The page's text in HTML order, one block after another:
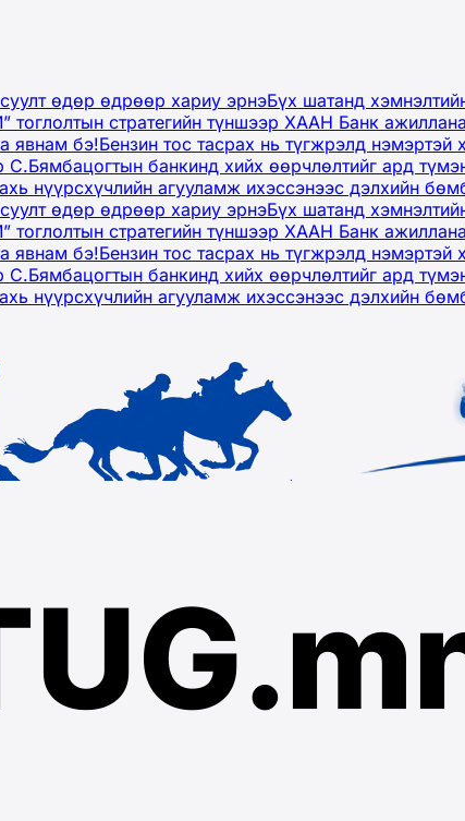
өдөр өдрөөр хариу эрнэБүх шатанд
тоглолтын стратегийн түншээр ХААН Банк ажиллана
явнам бэ!Бензин тос тасрах нь түгжрэлд
С.Бямбацогтын банкинд хийх өөрчлөлтийг ард
нүүрсхүчлийн агууламж ихэссэнээс дэлхийн
өдөр өдрөөр хариу эрнэБүх шатанд
тоглолтын стратегийн түншээр ХААН Банк ажиллана
явнам бэ!Бензин тос тасрах нь түгжрэлд
С.Бямбацогтын банкинд хийх өөрчлөлтийг ард
нүүрсхүчлийн агууламж ихэссэнээс дэлхийн